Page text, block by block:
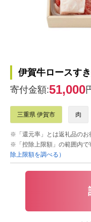
伊賀牛ロースす
寄付金額:51,000
三重県 伊賀市 肉
※「還元率」とは返礼品のお
※「控除上限額」の範囲内で
除上限額を調べる）